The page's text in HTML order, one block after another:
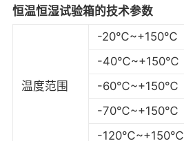
恒温恒湿试验箱的技术参数
温度范围
-20℃~+150℃
-40℃~+150℃
-60℃~+150℃
-70℃~+150℃
-120℃~+150℃